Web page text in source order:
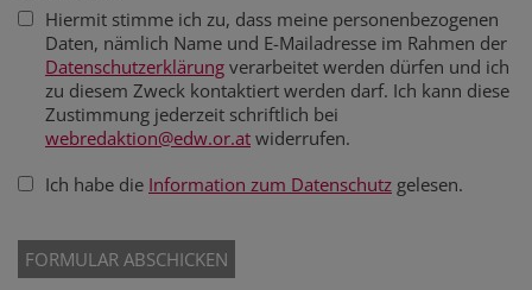
Hiermit stimme ich zu, dass meine personenbezogenen
Daten, nämlich Name und E-Mailadresse im Rahmen der
Datenschutzerklärung verarbeitet werden dürfen und ich
zu diesem Zweck kontaktiert werden darf. Ich kann diese
Zustimmung jederzeit schriftlich bei
webredaktion@edw.or.at widerrufen.
Ich habe die Information zum Datenschutz gelesen.